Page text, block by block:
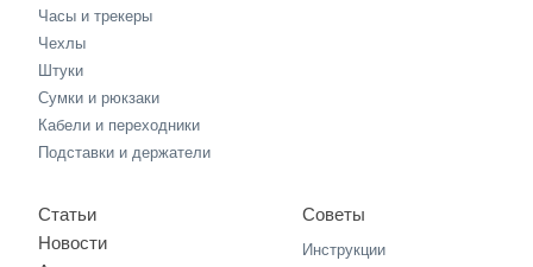
Часы и трекеры
Чехлы
Штуки
Сумки и рюкзаки
Кабели и переходники
Подставки и держатели
Статьи
Новости
Советы
Инструкции